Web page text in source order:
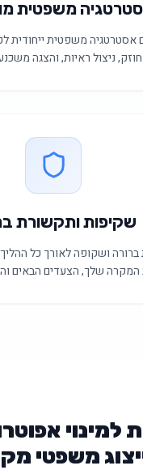
משפטית
אסטרטגיה משפטית ייחודית
חוזק, ניצול ראיות, והצגה
שקיפות ותקשורת
ושקופה לאורך כל
שלך, הצעדים הבאים
למינוי
משפטי